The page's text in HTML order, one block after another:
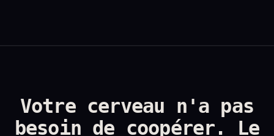
Votre cerveau n'a pas
besoin de coopérer. Le